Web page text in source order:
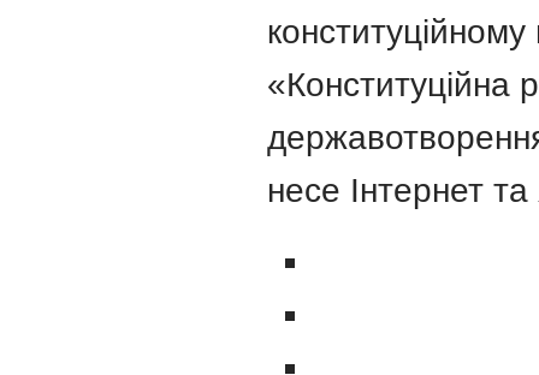
«Конституційна
несе Інтернет